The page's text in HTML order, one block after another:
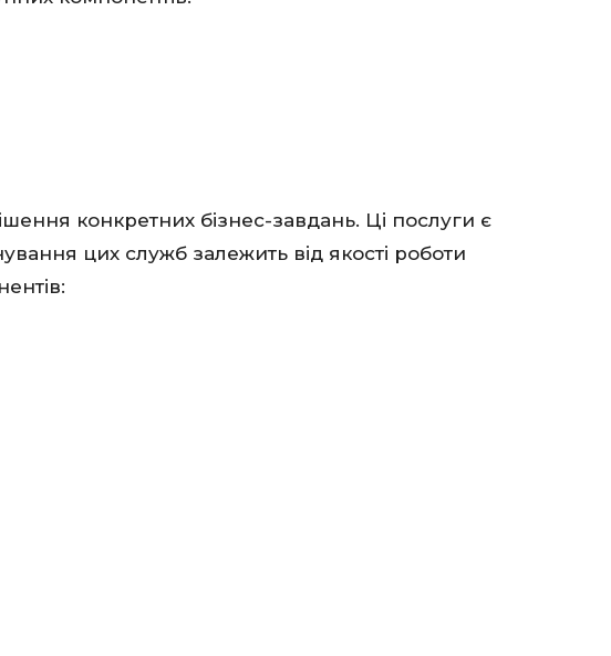
конкретних бізнес-завдань. Ці послуги є
цих служб залежить від якості роботи